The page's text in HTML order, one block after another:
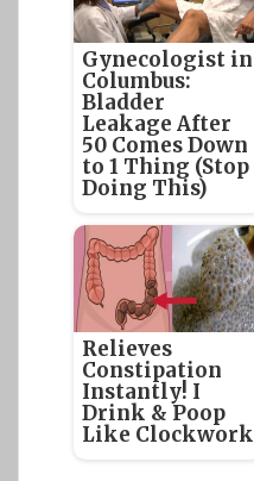
Gynecologist in
Columbus:
Bladder
Leakage After
50 Comes Down
to 1 Thing (Stop
Doing This)
Relieves
Constipation
Instantly! I
Drink & Poop
Like Clockwork